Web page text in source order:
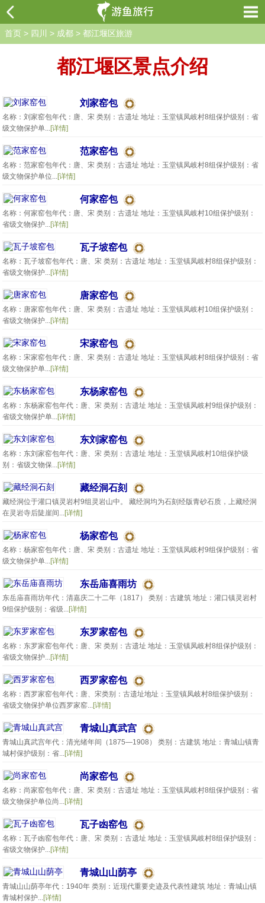
首页 > 四川 > 成都 > 都江堰区旅游
都江堰区景点介绍
刘家窑包
名称：刘家窑包年代：唐、宋 类别：古遗址 地址：玉堂镇凤岐村8组保护级别：省
级文物保护单...[详情]
范家窑包
名称：范家窑包年代：唐、宋 类别：古遗址 地址：玉堂镇凤岐村8组保护级别：省
级文物保护单位...[详情]
何家窑包
名称：何家窑包年代：唐、宋 类别：古遗址 地址：玉堂镇凤岐村10组保护级别：
省级文物保护...[详情]
瓦子坡窑包
名称：瓦子坡窑包年代：唐、宋 类别：古遗址 地址：玉堂镇凤岐村8组保护级别：
省级文物保护...[详情]
唐家窑包
名称：唐家窑包年代：唐、宋 类别：古遗址 地址：玉堂镇凤岐村10组保护级别：
省级文物保护...[详情]
宋家窑包
名称：宋家窑包年代：唐、宋 类别：古遗址 地址：玉堂镇凤岐村8组保护级别：省
级文物保护单...[详情]
东杨家窑包
名称：东杨家窑包年代：唐、宋 类别：古遗址 地址：玉堂镇凤岐村9组保护级别：
省级文物保护单...[详情]
东刘家窑包
名称：东刘家窑包年代：唐、宋 类别：古遗址 地址：玉堂镇凤岐村10组保护级
别：省级文物保...[详情]
藏经洞石刻
藏经洞位于灌口镇灵岩村9组灵岩山中。 藏经洞均为石刻经版青砂石质，上藏经洞
在灵岩寺后陡崖间...[详情]
杨家窑包
名称：杨家窑包年代：唐、宋 类别：古遗址 地址：玉堂镇凤岐村9组保护级别：省
级文物保护单...[详情]
东岳庙喜雨坊
东岳庙喜雨坊年代：清嘉庆二十二年（1817） 类别：古建筑 地址：灌口镇灵岩村
9组保护级别：省级...[详情]
东罗家窑包
名称：东罗家窑包年代：唐、宋 类别：古遗址 地址：玉堂镇凤岐村8组保护级别：
省级文物保护...[详情]
西罗家窑包
名称：西罗家窑包年代：唐、宋类别：古遗址地址：玉堂镇凤岐村8组保护级别：
省级文物保护单位西罗家窑...[详情]
青城山真武宫
青城山真武宫年代：清光绪年间（1875—1908） 类别：古建筑 地址：青城山镇青
城村保护级别：省...[详情]
尚家窑包
名称：尚家窑包年代：唐、宋 类别：古遗址 地址：玉堂镇凤岐村8组保护级别：省
级文物保护单位尚...[详情]
瓦子凼窑包
名称：瓦子凼窑包年代：唐、宋 类别：古遗址 地址：玉堂镇凤岐村8组保护级别：
省级文物保护...[详情]
青城山山荫亭
青城山山荫亭年代：1940年 类别：近现代重要史迹及代表性建筑 地址：青城山镇
青城村保护...[详情]